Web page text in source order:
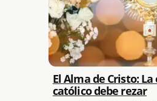
El Alma de Cristo:
católico debe rezar